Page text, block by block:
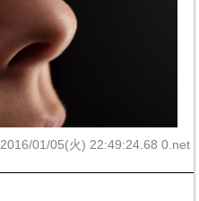
2016/01/05(火) 22:49:24.68 0.net